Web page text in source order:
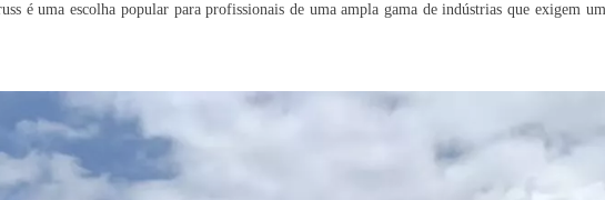
é uma escolha popular para profissionais de uma ampla gama de indústrias que exigem